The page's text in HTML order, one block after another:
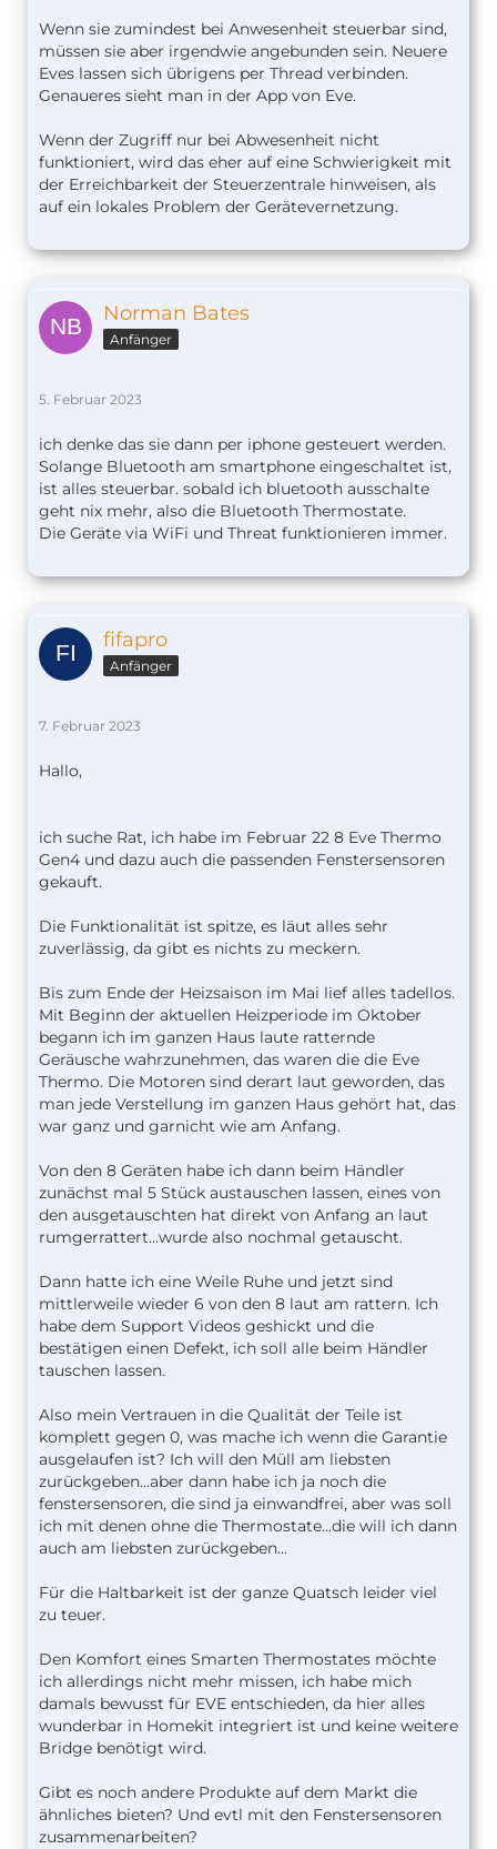
Wenn sie zumindest bei Anwesenheit steuerbar sind,
müssen sie aber irgendwie angebunden sein. Neuere
Eves lassen sich übrigens per Thread verbinden.
Genaueres sieht man in der App von Eve.
Wenn der Zugriff nur bei Abwesenheit nicht
funktioniert, wird das eher auf eine Schwierigkeit mit
der Erreichbarkeit der Steuerzentrale hinweisen, als
auf ein lokales Problem der Gerätevernetzung.
Norman Bates
Anfänger
5. Februar 2023
ich denke das sie dann per iphone gesteuert werden.
Solange Bluetooth am smartphone eingeschaltet ist,
ist alles steuerbar. sobald ich bluetooth ausschalte
geht nix mehr, also die Bluetooth Thermostate.
Die Geräte via WiFi und Threat funktionieren immer.
fifapro
Anfänger
7. Februar 2023
Hallo,
ich suche Rat, ich habe im Februar 22 8 Eve Thermo
Gen4 und dazu auch die passenden Fenstersensoren
gekauft.
Die Funktionalität ist spitze, es läut alles sehr
zuverlässig, da gibt es nichts zu meckern.
Bis zum Ende der Heizsaison im Mai lief alles tadellos.
Mit Beginn der aktuellen Heizperiode im Oktober
begann ich im ganzen Haus laute ratternde
Geräusche wahrzunehmen, das waren die die Eve
Thermo. Die Motoren sind derart laut geworden, das
man jede Verstellung im ganzen Haus gehört hat, das
war ganz und garnicht wie am Anfang.
Von den 8 Geräten habe ich dann beim Händler
zunächst mal 5 Stück austauschen lassen, eines von
den ausgetauschten hat direkt von Anfang an laut
rumgerrattert...wurde also nochmal getauscht.
Dann hatte ich eine Weile Ruhe und jetzt sind
mittlerweile wieder 6 von den 8 laut am rattern. Ich
habe dem Support Videos geshickt und die
bestätigen einen Defekt, ich soll alle beim Händler
tauschen lassen.
Also mein Vertrauen in die Qualität der Teile ist
komplett gegen 0, was mache ich wenn die Garantie
ausgelaufen ist? Ich will den Müll am liebsten
zurückgeben...aber dann habe ich ja noch die
fenstersensoren, die sind ja einwandfrei, aber was soll
ich mit denen ohne die Thermostate...die will ich dann
auch am liebsten zurückgeben...
Für die Haltbarkeit ist der ganze Quatsch leider viel
zu teuer.
Den Komfort eines Smarten Thermostates möchte
ich allerdings nicht mehr missen, ich habe mich
damals bewusst für EVE entschieden, da hier alles
wunderbar in Homekit integriert ist und keine weitere
Bridge benötigt wird.
Gibt es noch andere Produkte auf dem Markt die
ähnliches bieten? Und evtl mit den Fenstersensoren
zusammenarbeiten?